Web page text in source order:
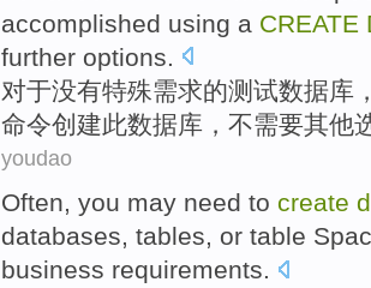
accomplished using a CREATE
further options
对于没有特殊需求的测试数据库
命令创建此数据库， 不需要其他
youdao
Often, you may need to create
databases, tables, or table
business requirements.